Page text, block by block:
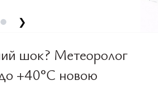
❯
шок? Метеоролог
+40°C новою